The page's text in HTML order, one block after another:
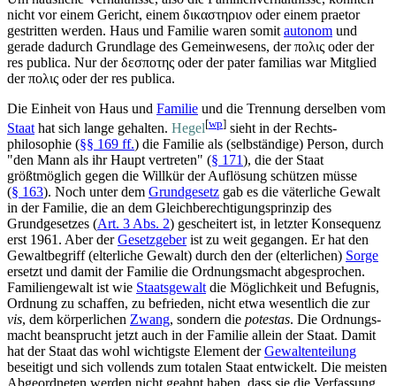
nicht vor einem Gericht, einem δικαστηριον oder einem praetor
gestritten werden. Haus und Familie waren somit autonom und
gerade dadurch Grundlage des Gemeinwesens, der πολις oder der
res publica. Nur der δεσποτης oder der pater familias war Mitglied
der πολις oder der res publica.
Die Einheit von Haus und Familie und die Trennung derselben vom
Staat hat sich lange gehalten. Hegel[wp] sieht in der Rechts­
philosophie (§§ 169 ff.) die Familie als (selbständige) Person, durch
"den Mann als ihr Haupt vertreten" (§ 171), die der Staat
größtmöglich gegen die Willkür der Auflösung schützen müsse
(§ 163). Noch unter dem Grundgesetz gab es die väterliche Gewalt
in der Familie, die an dem Gleich­berechtigungs­prinzip des
Grundgesetzes (Art. 3 Abs. 2) gescheitert ist, in letzter Konsequenz
erst 1961. Aber derGesetzgeberist zu weit gegangen. Er hat den
Gewaltbegriff (elterliche Gewalt) durch den der (elterlichen) Sorge
ersetzt und damit der Familie die Ordnungsmacht abgesprochen.
Familiengewalt ist wie Staatsgewalt die Möglichkeit und Befugnis,
Ordnung zu schaffen, zu befrieden, nicht etwa wesentlich die zur
vis, dem körperlichen Zwang, sondern die potestas. Die Ordnungs­
macht beansprucht jetzt auch in der Familie allein der Staat. Damit
hat der Staat das wohl wichtigste Element derGewaltenteilung
beseitigt und sich vollends zum totalen Staat entwickelt. Die meisten
Abgeordneten werden nicht geahnt haben, dass sie die Verfassung